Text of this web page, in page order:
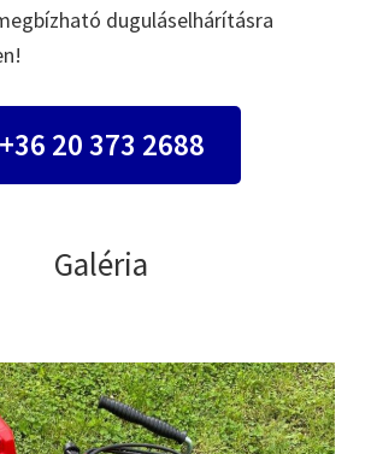
duguláselhárításra
+36 20 373 2688
Galéria